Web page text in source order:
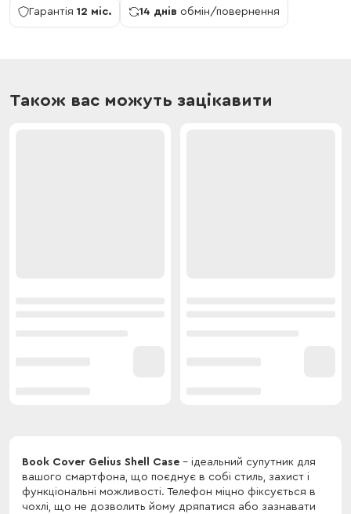
Гарантія 12 міс. 14 днів обмін/повернення
Також вас можуть зацікавити
Book Cover Gelius Shell Case - ідеальний супутник для
вашого смартфона, що поєднує в собі стиль, захист і
функціональні можливості. Телефон міцно фіксується в
чохлі, що не дозволить йому дряпатися або зазнавати